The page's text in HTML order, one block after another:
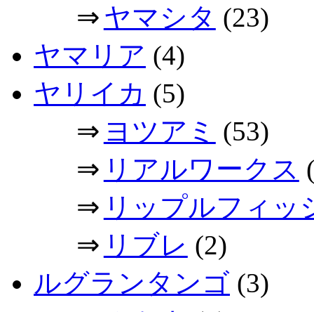
⇒ ヤマシタ (23)
ヤマリア (4)
ヤリイカ (5)
⇒ ヨツアミ (53)
⇒ リアルワークス
⇒ リップルフィッ
⇒ リブレ (2)
ルグランタンゴ (3)